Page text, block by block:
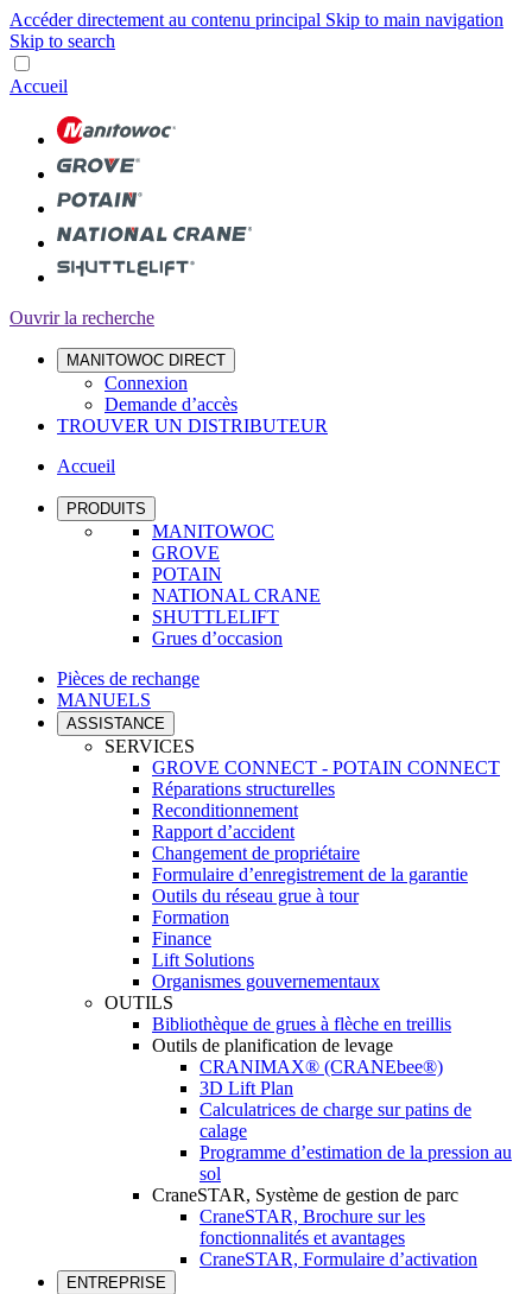
Accéder directement au contenu principal Skip to main navigation
Skip to search
Accueil
Ouvrir la recherche
MANITOWOC DIRECT
Connexion
Demande d’accès
TROUVER UN DISTRIBUTEUR
Accueil
PRODUITS
MANITOWOC
GROVE
POTAIN
NATIONAL CRANE
SHUTTLELIFT
Grues d’occasion
Pièces de rechange
MANUELS
ASSISTANCE
SERVICES
GROVE CONNECT - POTAIN CONNECT
Réparations structurelles
Reconditionnement
Rapport d’accident
Changement de propriétaire
Formulaire d’enregistrement de la garantie
Outils du réseau grue à tour
Formation
Finance
Lift Solutions
Organismes gouvernementaux
OUTILS
Bibliothèque de grues à flèche en treillis
Outils de planification de levage
CRANIMAX® (CRANEbee®)
3D Lift Plan
Calculatrices de charge sur patins de
calage
Programme d’estimation de la pression au
sol
CraneSTAR, Système de gestion de parc
CraneSTAR, Brochure sur les
fonctionnalités et avantages
CraneSTAR, Formulaire d’activation
ENTREPRISE